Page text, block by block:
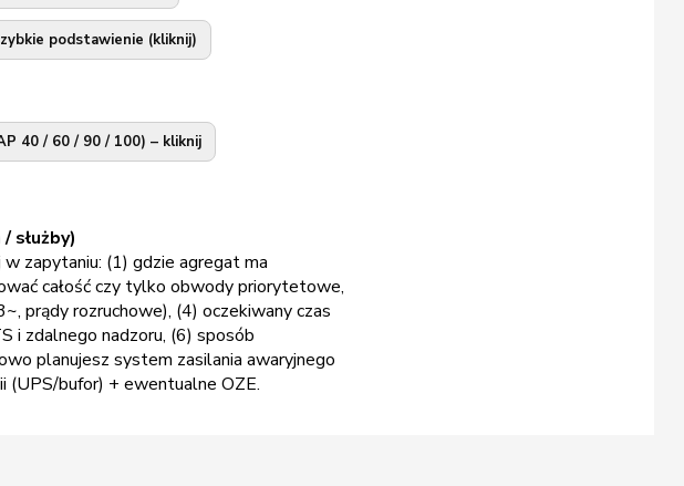
podstawienie (kliknij)
40 / 60 / 90 / 100) – kliknij
służby)
zapytaniu: (1) gdzie agregat ma
całość czy tylko obwody priorytetowe,
prądy rozruchowe), (4) oczekiwany czas
i zdalnego nadzoru, (6) sposób
planujesz system zasilania awaryjnego
(UPS/bufor) + ewentualne OZE.